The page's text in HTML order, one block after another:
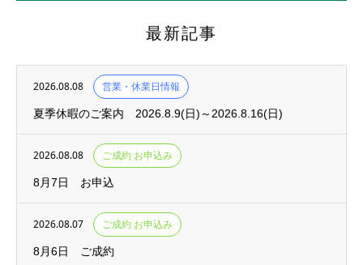
最新記事
2026.08.08 営業・休業日情報
夏季休暇のご案内 2026.8.9(日)～2026.8.16(日)
2026.08.08 ご成約 お申込み
8月7日 お申込
2026.08.07 ご成約 お申込み
8月6日 ご成約